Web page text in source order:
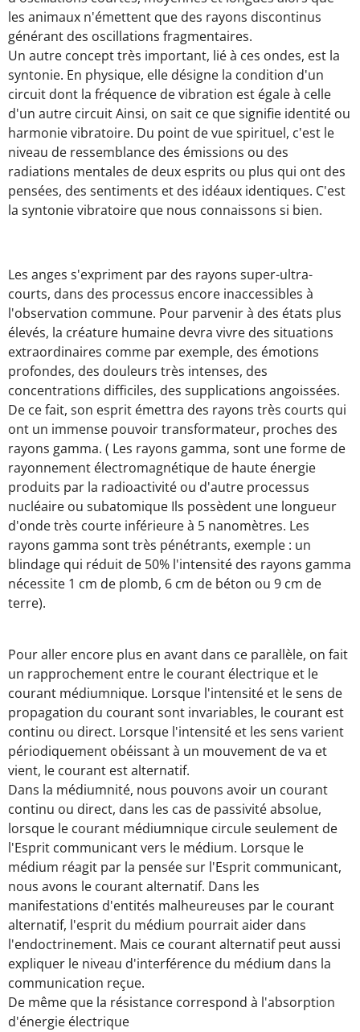
les animaux n'émettent que des rayons discontinus
générant des oscillations fragmentaires.
Un autre concept très important, lié à ces ondes, est la
syntonie. En physique, elle désigne la condition d'un
circuit dont la fréquence de vibration est égale à celle
d'un autre circuit Ainsi, on sait ce que signifie identité ou
harmonie vibratoire. Du point de vue spirituel, c'est le
niveau de ressemblance des émissions ou des
radiations mentales de deux esprits ou plus qui ont des
pensées, des sentiments et des idéaux identiques. C'est
la syntonie vibratoire que nous connaissons si bien.
Les anges s'expriment par des rayons super-ultra-
courts, dans des processus encore inaccessibles à
l'observation commune. Pour parvenir à des états plus
élevés, la créature humaine devra vivre des situations
extraordinaires comme par exemple, des émotions
profondes, des douleurs très intenses, des
concentrations difficiles, des supplications angoissées.
De ce fait, son esprit émettra des rayons très courts qui
ont un immense pouvoir transformateur, proches des
rayons gamma. ( Les rayons gamma, sont une forme de
rayonnement électromagnétique de haute énergie
produits par la radioactivité ou d'autre processus
nucléaire ou subatomique Ils possèdent une longueur
d'onde très courte inférieure à 5 nanomètres. Les
rayons gamma sont très pénétrants, exemple : un
blindage qui réduit de 50% l'intensité des rayons gamma
nécessite 1 cm de plomb, 6 cm de béton ou 9 cm de
terre).
Pour aller encore plus en avant dans ce parallèle, on fait
un rapprochement entre le courant électrique et le
courant médiumnique. Lorsque l'intensité et le sens de
propagation du courant sont invariables, le courant est
continu ou direct. Lorsque l'intensité et les sens varient
périodiquement obéissant à un mouvement de va et
vient, le courant est alternatif.
Dans la médiumnité, nous pouvons avoir un courant
continu ou direct, dans les cas de passivité absolue,
lorsque le courant médiumnique circule seulement de
l'Esprit communicant vers le médium. Lorsque le
médium réagit par la pensée sur l'Esprit communicant,
nous avons le courant alternatif. Dans les
manifestations d'entités malheureuses par le courant
alternatif, l'esprit du médium pourrait aider dans
l'endoctrinement. Mais ce courant alternatif peut aussi
expliquer le niveau d'interférence du médium dans la
communication reçue.
De même que la résistance correspond à l'absorption
d'énergie électrique